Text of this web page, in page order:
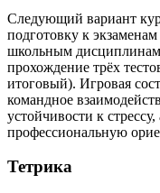
Следующий вариант
подготовку к
школьным
прохождение трёх
итоговый). Игровая
командное
устойчивости к
профессиональную
Тетрика